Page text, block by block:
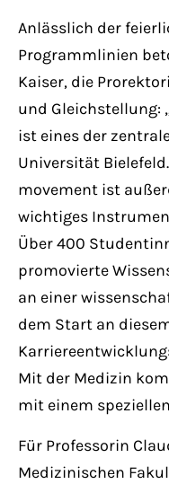
Anlässlich der
Programmlinien
Kaiser, die
und Gleichstellung:
ist eines der
Universität
movement ist
wichtiges
Über 400
promovierte
an einer
dem Start an
Mit der Medizin
mit einem
Für Professorin
Medizinischen